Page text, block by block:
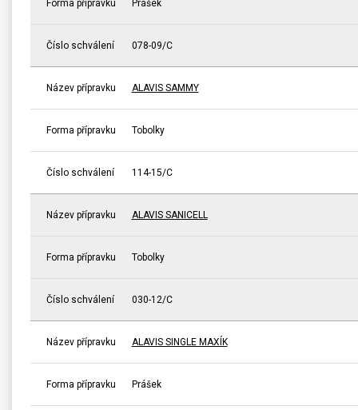
Forma přípravku Prášek
Číslo schválení 078-09/C
Název přípravku ALAVIS SAMMY
Forma přípravku Tobolky
Číslo schválení 114-15/C
Název přípravku ALAVIS SANICELL
Forma přípravku Tobolky
Číslo schválení 030-12/C
Název přípravku ALAVIS SINGLE MAXÍK
Forma přípravku Prášek